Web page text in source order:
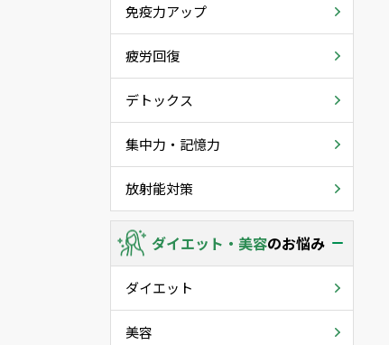
免疫力アップ
疲労回復
デトックス
集中力・記憶力
放射能対策
ダイエット・美容のお悩み
ダイエット
美容